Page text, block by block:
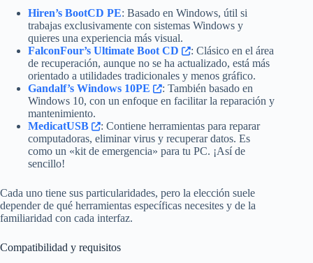
Hiren’s BootCD PE: Basado en Windows, útil si
trabajas exclusivamente con sistemas Windows y
quieres una experiencia más visual.
FalconFour’s Ultimate Boot CD
: Clásico en el área
de recuperación, aunque no se ha actualizado, está más
orientado a utilidades tradicionales y menos gráfico.
Gandalf’s Windows 10PE
: También basado en
Windows 10, con un enfoque en facilitar la reparación y
mantenimiento.
MedicatUSB
: Contiene herramientas para reparar
computadoras, eliminar virus y recuperar datos. Es
como un «kit de emergencia» para tu PC. ¡Así de
sencillo!
Cada uno tiene sus particularidades, pero la elección suele
depender de qué herramientas específicas necesites y de la
familiaridad con cada interfaz.
Compatibilidad y requisitos